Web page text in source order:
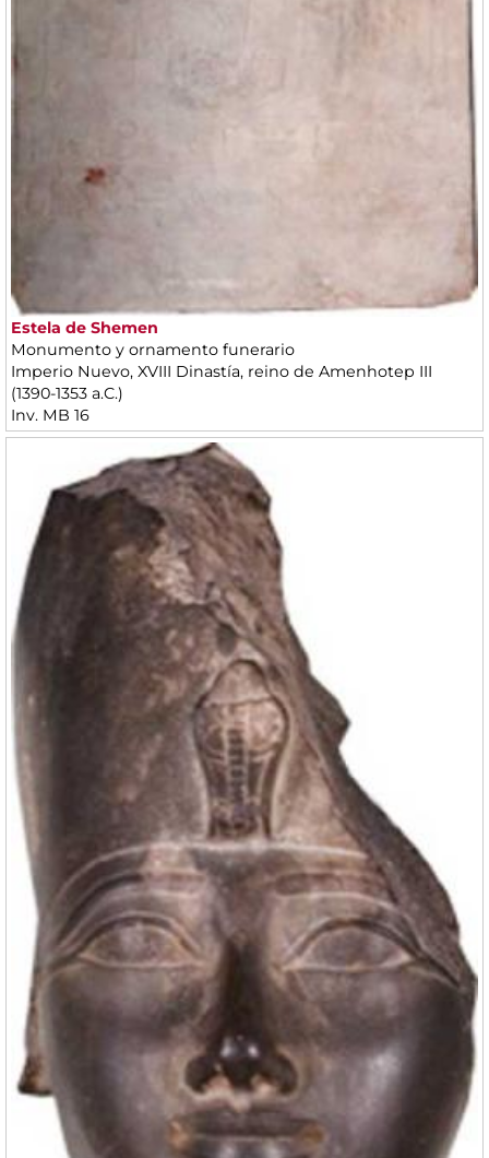
Estela de Shemen
Monumento y ornamento funerario
Imperio Nuevo, XVIII Dinastía, reino de Amenhotep III
(1390-1353 a.C.)
Inv. MB 16